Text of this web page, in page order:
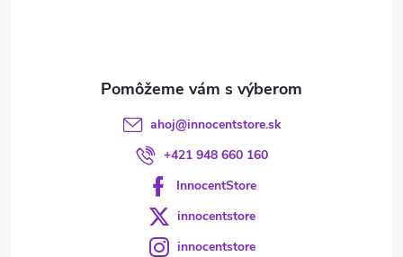
ahoj@innocentstore.sk
+421 948 660 160
InnocentStore
innocentstore
innocentstore